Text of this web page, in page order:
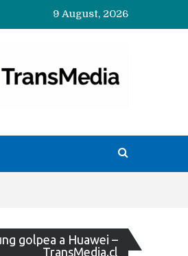
9 August, 2026
golpea a Huawei –
TransMedia.cl
de